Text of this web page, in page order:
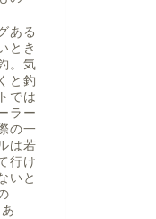
ある
とき
。気
と釣
では
ラー
の一
は若
行け
いと